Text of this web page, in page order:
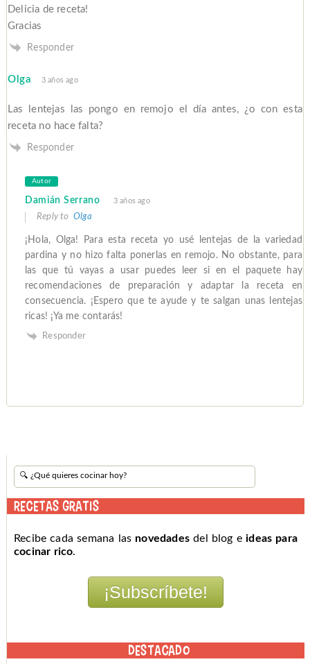
Delicia de receta!
Gracias
Responder
Olga 3 años ago
Las lentejas las pongo en remojo el día antes, ¿o con esta
receta no hace falta?
Responder
Autor
Damián Serrano 3 años ago
Reply to Olga
¡Hola, Olga! Para esta receta yo usé lentejas de la variedad
pardina y no hizo falta ponerlas en remojo. No obstante, para
las que tú vayas a usar puedes leer si en el paquete hay
recomendaciones de preparación y adaptar la receta en
consecuencia. ¡Espero que te ayude y te salgan unas lentejas
ricas! ¡Ya me contarás!
Responder
RECETAS GRATIS
Recibe cada semana las novedades del blog eideas para
cocinar rico.
DESTACADO